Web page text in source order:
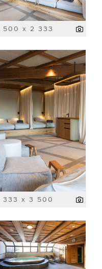
500 x 2 333
333 x 3 500